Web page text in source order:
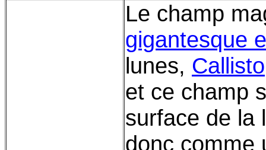
Le champ
gigantesque
lunes, Callisto
et ce champ
surface de la
donc comme